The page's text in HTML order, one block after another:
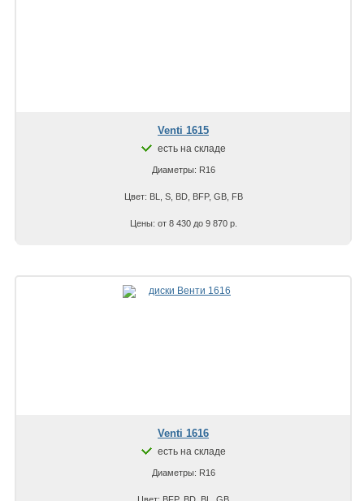
Venti 1615
есть на складе
Диаметры: R16
Цвет: BL, S, BD, BFP, GB, FB
Цены: от 8 430 до 9 870 р.
Venti 1616
есть на складе
Диаметры: R16
Цвет: BFP, BD, BL, GB